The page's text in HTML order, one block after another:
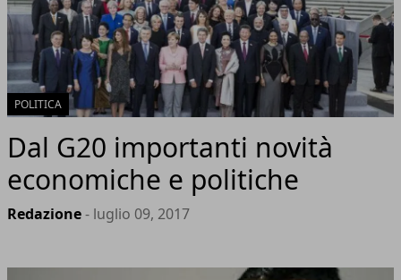
POLITICA
Dal G20 importanti novità
economiche e politiche
Redazione- luglio 09, 2017